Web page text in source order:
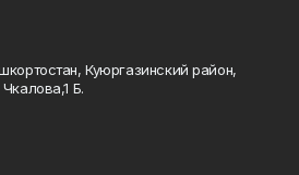
Куюргазинский район,
Б.